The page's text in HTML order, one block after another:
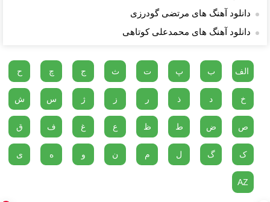
دانلود آهنگ های مرتضی گودرزی
دانلود آهنگ های محمدعلی کوتاهی
الف ب پ ت ث ج چ ح
خ د ذ ر ز ژ س ش
ص ض ط ظ ع غ ف ق
ک گ ل م ن و ه ی
AZ